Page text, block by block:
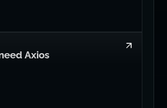
Axios